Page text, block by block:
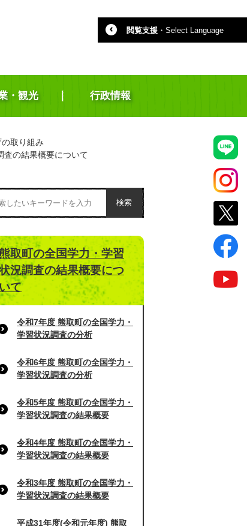
閲覧支援 ・ Select Language
・観光 行政情報
取り組み
査の結果概要について
検索
熊取町の全国学力・学習
況調査の結果概要につ
て
令和7年度 熊取町の全国学力・
学習状況調査の分析
令和6年度 熊取町の全国学力・
学習状況調査の分析
令和5年度 熊取町の全国学力・
学習状況調査の結果概要
令和4年度 熊取町の全国学力・
学習状況調査の結果概要
令和3年度 熊取町の全国学力・
学習状況調査の結果概要
平成31年度(令和元年度) 熊取